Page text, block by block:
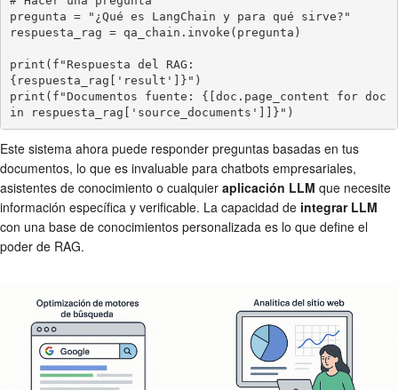
pregunta = "¿Qué es LangChain y para qué sirve?"
respuesta_rag = qa_chain.invoke(pregunta)
print(f"Respuesta del RAG:
{respuesta_rag['result']}")
print(f"Documentos fuente: {[doc.page_content for doc
in respuesta_rag['source_documents']]}")
Este sistema ahora puede responder preguntas basadas en tus
documentos, lo que es invaluable para chatbots empresariales,
asistentes de conocimiento o cualquier aplicación LLM que necesite
información específica y verificable. La capacidad de integrar LLM
con una base de conocimientos personalizada es lo que define el
poder de RAG.